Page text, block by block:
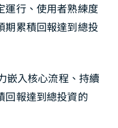
運行、使用者熟練度
期累積回報達到總投
嵌入核心流程、持續
回報達到總投資的